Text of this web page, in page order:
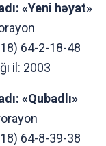
«Yeni həyat»
64-2-18-48
il: 2003
«Qubadlı»
64-8-39-38